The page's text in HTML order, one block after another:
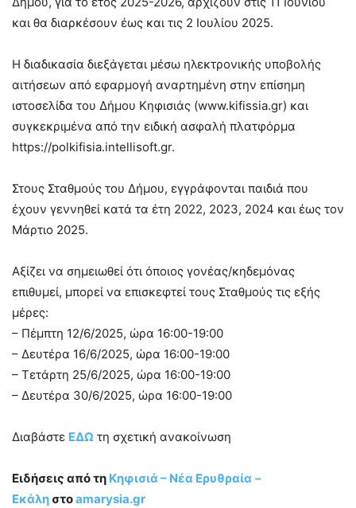
και θα διαρκέσουν έως και τις 2 Ιουλίου 2025.
Η διαδικασία διεξάγεται μέσω ηλεκτρονικής υποβολής
αιτήσεων από εφαρμογή αναρτημένη στην επίσημη
ιστοσελίδα του Δήμου Κηφισιάς (www.kifissia.gr) και
συγκεκριμένα από την ειδική ασφαλή πλατφόρμα
https://polkifisia.intellisoft.gr.
Στους Σταθμούς του Δήμου, εγγράφονται παιδιά που
έχουν γεννηθεί κατά τα έτη 2022, 2023, 2024 και έως τον
Μάρτιο 2025.
Αξίζει να σημειωθεί ότι όποιος γονέας/κηδεμόνας
επιθυμεί, μπορεί να επισκεφτεί τους Σταθμούς τις εξής
μέρες:
– Πέμπτη 12/6/2025, ώρα 16:00-19:00
– Δευτέρα 16/6/2025, ώρα 16:00-19:00
– Τετάρτη 25/6/2025, ώρα 16:00-19:00
– Δευτέρα 30/6/2025, ώρα 16:00-19:00
Διαβάστε ΕΔΩ τη σχετική ανακοίνωση
Ειδήσεις από τη Κηφισιά – Νέα Ερυθραία –
Εκάλη στοamarysia.gr